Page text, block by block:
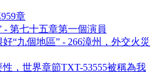
章
- 第七十五章第一個演員
“九個地區” - 266漳州，外交火災
，世界章節TXT-53555被稱為我